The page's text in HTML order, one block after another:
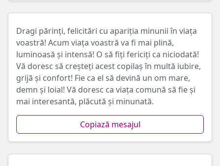
Dragi părinți, felicitări cu apariția minunii în viața
voastră! Acum viața voastră va fi mai plină,
luminoasă și intensă! O să fiți fericiți ca niciodată!
Vă doresc să creșteți acest copilaș în multă iubire,
grijă și confort! Fie ca el să devină un om mare,
demn și loial! Vă doresc ca viața comună să fie și
mai interesantă, plăcută și minunată.
Copiază mesajul